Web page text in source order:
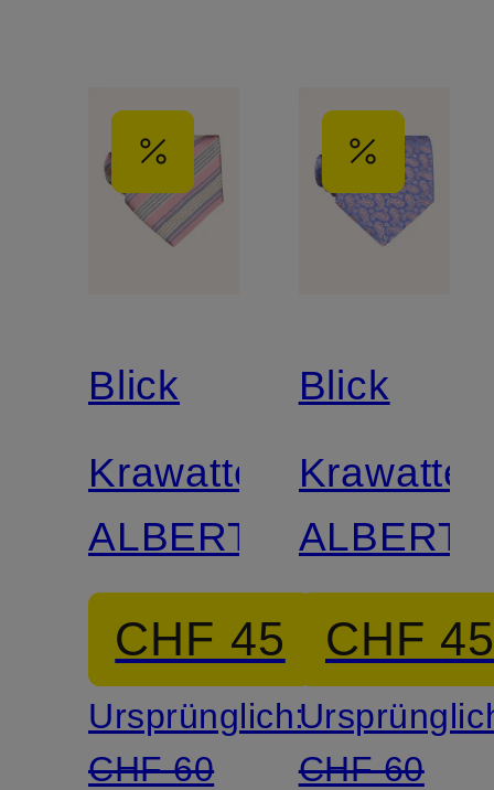
Blick
Krawatte
ALBERT
CHF 45
Ursprünglich:
CHF 60
Blick
Krawatte
ALBERT
CHF
CHF 60